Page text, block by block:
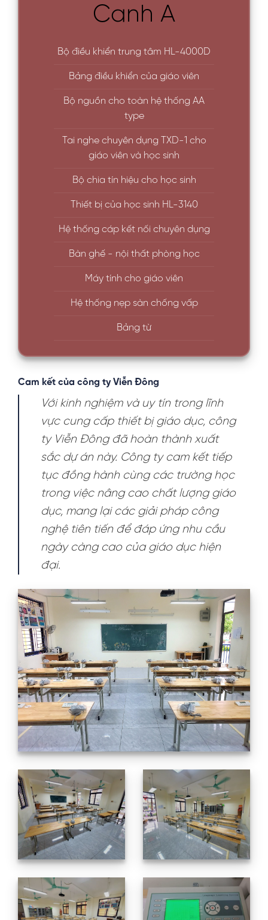
Canh A
Bộ điều khiển trung tâm HL-4000D
Bảng điều khiển của giáo viên
Bộ nguồn cho toàn hệ thống AA
type
Tai nghe chuyên dụng TXD-1 cho
giáo viên và học sinh
Bộ chia tín hiệu cho học sinh
Thiết bị của học sinh HL-3140
Hệ thống cáp kết nối chuyên dụng
Bàn ghế - nội thất phòng học
Máy tính cho giáo viên
Hệ thống nẹp sàn chống vấp
Bảng từ
Cam kết của công ty Viễn Đông
Với kinh nghiệm và uy tín trong lĩnh
vực cung cấp thiết bị giáo dục, công
ty Viễn Đông đã hoàn thành xuất
sắc dự án này. Công ty cam kết tiếp
tục đồng hành cùng các trường học
trong việc nâng cao chất lượng giáo
dục, mang lại các giải pháp công
nghệ tiên tiến để đáp ứng nhu cầu
ngày càng cao của giáo dục hiện
đại.